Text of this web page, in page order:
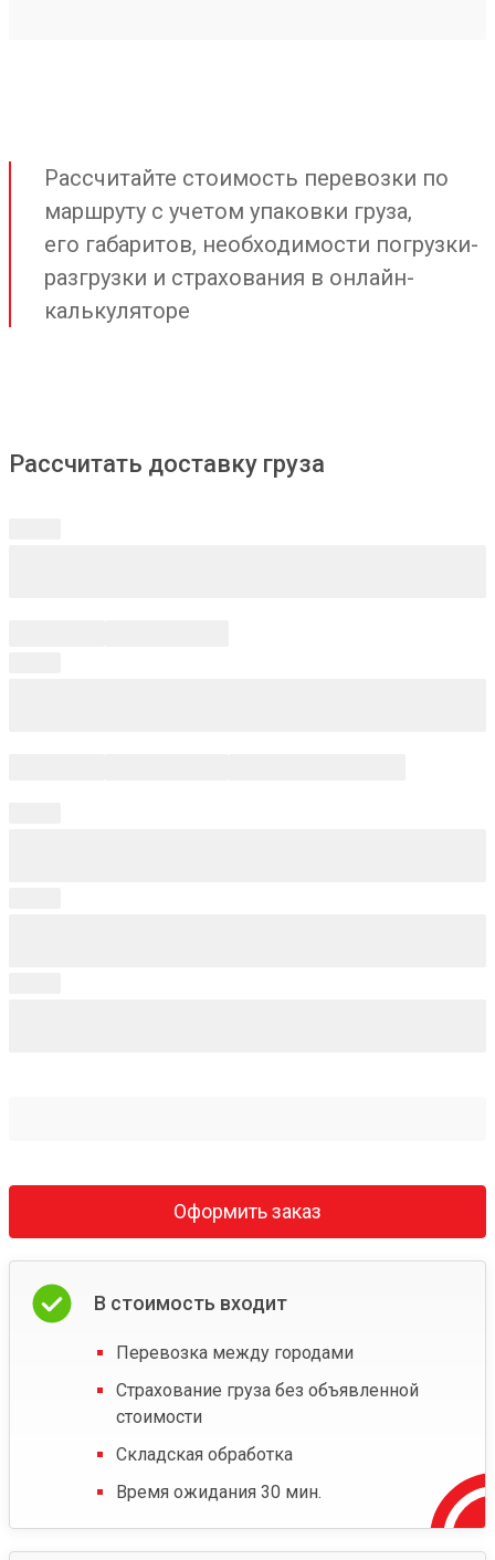
Рассчитайте стоимость перевозки по
маршруту с учетом упаковки груза,
его габаритов, необходимости погрузки-
разгрузки и страхования в онлайн-
калькуляторе
Рассчитать доставку груза
Оформить заказ
В стоимость входит
Перевозка между городами
Страхование груза без объявленной
стоимости
Складская обработка
Время ожидания 30 мин.